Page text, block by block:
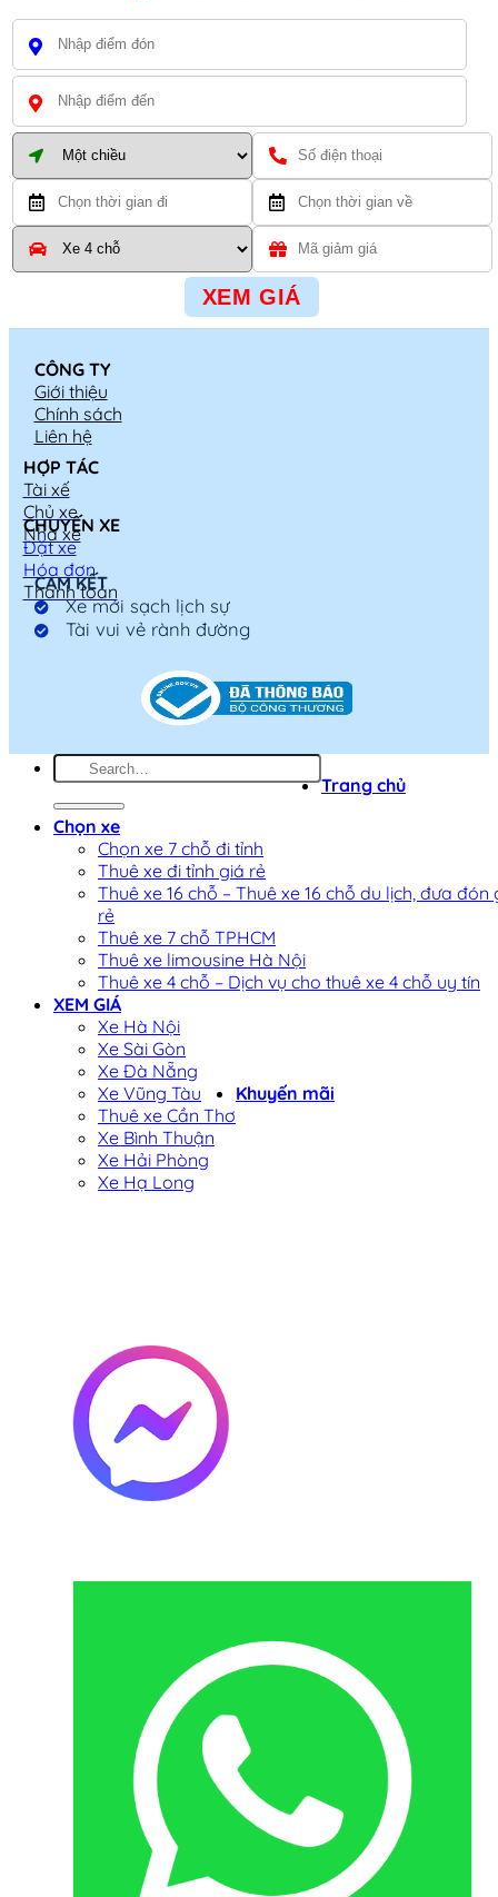
CÔNG TY
Giới thiệu
Chính sách
Liên hệ
HỢP TÁC
Tài xế
Chủ xe
Nhà xe
CHUYẾN XE
Đặt xe
Hóa đơn
Thanh toán
CAM KẾT
Xe mới sạch lịch sự
Tài vui vẻ rành đường
Trang chủ
Chọn xe
Chọn xe 7 chỗ đi tỉnh
Thuê xe đi tỉnh giá rẻ
Thuê xe 16 chỗ – Thuê xe 16 chỗ du lịch, đưa đón
rẻ
Thuê xe 7 chỗ TPHCM
Thuê xe limousine Hà Nội
Thuê xe 4 chỗ – Dịch vụ cho thuê xe 4 chỗ uy tín
XEM GIÁ
Xe Hà Nội
Xe Sài Gòn
Xe Đà Nẵng
Xe Vũng Tàu
Thuê xe Cần Thơ
Xe Bình Thuận
Xe Hải Phòng
Xe Hạ Long
Khuyến mãi